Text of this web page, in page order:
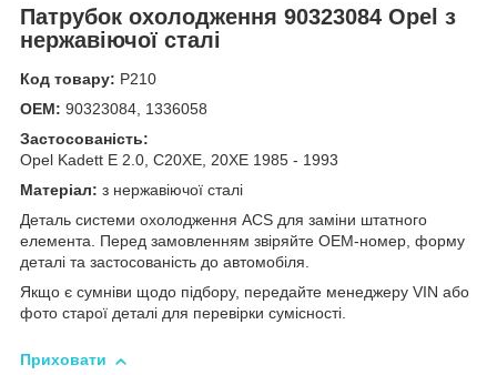
Патрубок охолодження 90323084 Opel з
нержавіючої сталі
Код товару: Р210
OEM: 90323084, 1336058
Застосованість:
Opel Kadett E 2.0, C20XE, 20XE 1985 - 1993
Матеріал: з нержавіючої сталі
Деталь системи охолодження ACS для заміни штатного
елемента. Перед замовленням звіряйте OEM-номер, форму
деталі та застосованість до автомобіля.
Якщо є сумніви щодо підбору, передайте менеджеру VIN або
фото старої деталі для перевірки сумісності.
Приховати